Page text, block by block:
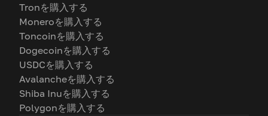
Tronを購入する
Moneroを購入する
Toncoinを購入する
Dogecoinを購入する
USDCを購入する
Avalancheを購入する
Shiba Inuを購入する
Polygonを購入する